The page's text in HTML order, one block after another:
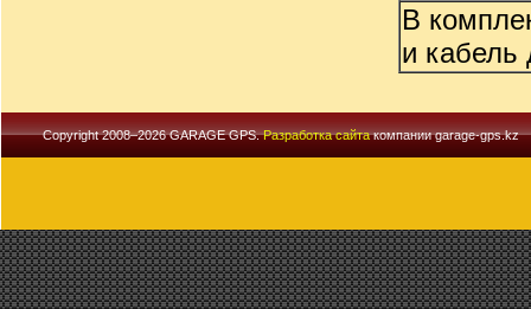
В
и кабель
Copyright 2008–2026 GARAGE GPS.Разработка сайтакомпании garage-gps.kz